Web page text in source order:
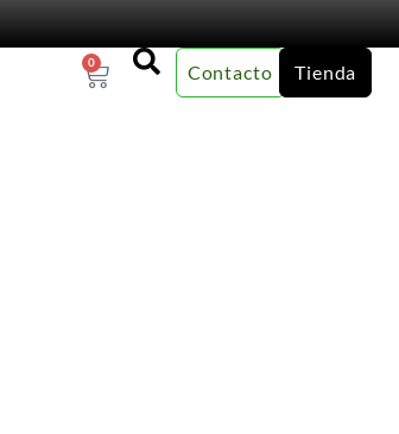
0 Contacto Tienda